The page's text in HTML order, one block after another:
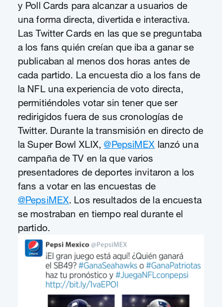
y Poll Cards para alcanzar a usuarios de
una forma directa, divertida e interactiva.
Las Twitter Cards en las que se preguntaba
a los fans quién creían que iba a ganar se
publicaban al menos dos horas antes de
cada partido. La encuesta dio a los fans de
la NFL una experiencia de voto directa,
permitiéndoles votar sin tener que ser
redirigidos fuera de sus cronologías de
Twitter. Durante la transmisión en directo de
la Super Bowl XLIX,@PepsiMEX lanzó una
campaña de TV en la que varios
presentadores de deportes invitaron a los
fans a votar en las encuestas de
@PepsiMEX. Los resultados de la encuesta
se mostraban en tiempo real durante el
partido.